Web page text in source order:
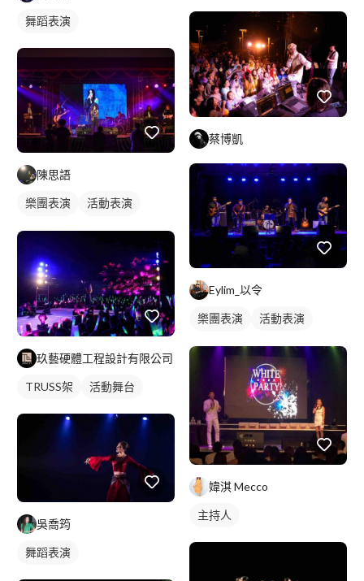
舞蹈表演
陳思語
樂團表演
活動表演
玖藝硬體工程設計有限公司
TRUSS架 活動舞台
吳喬筠
舞蹈表演
蔡博凱
Eylim_以令
樂團表演
活動表演
歌唱表演
媁淇 Mecco
主持人